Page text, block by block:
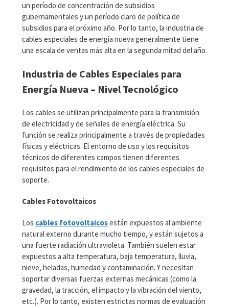
un período de concentración de subsidios
gubernamentales y un período claro de política de
subsidios para el próximo año. Por lo tanto, la industria de
cables especiales de energía nueva generalmente tiene
una escala de ventas más alta en la segunda mitad del año.
Industria de Cables Especiales para
Energía Nueva – Nivel Tecnológico
Los cables se utilizan principalmente para la transmisión
de electricidad y de señales de energía eléctrica. Su
función se realiza principalmente a través de propiedades
físicas y eléctricas. El entorno de uso y los requisitos
técnicos de diferentes campos tienen diferentes
requisitos para el rendimiento de los cables especiales de
soporte.
Cables Fotovoltaicos
Los cables fotovoltaicosestán expuestos al ambiente
natural externo durante mucho tiempo, y están sujetos a
una fuerte radiación ultravioleta. También suelen estar
expuestos a alta temperatura, baja temperatura, lluvia,
nieve, heladas, humedad y contaminación. Y necesitan
soportar diversas fuerzas externas mecánicas (como la
gravedad, la tracción, el impacto y la vibración del viento,
etc.). Por lo tanto, existen estrictas normas de evaluación